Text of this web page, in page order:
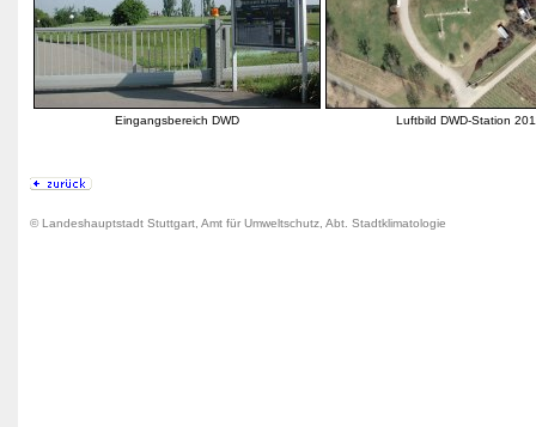
Eingangsbereich DWD Luftbild DWD-Station
© Landeshauptstadt Stuttgart, Amt für Umweltschutz, Abt. Stadtklimatologie